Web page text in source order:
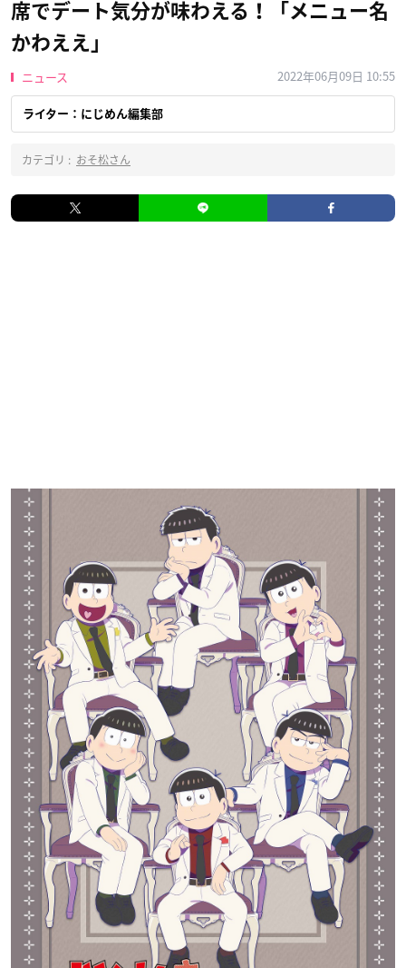
席でデート気分が味わえる！「メニュー名
かわええ」
ニュース 2022年06月09日 10:55
ライター：にじめん編集部
カテゴリ : おそ松さん